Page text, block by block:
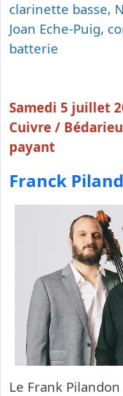
clarinette basse,
Joan Eche-Puig,
batterie
Samedi 5 juillet
Cuivre /
payant
Franck
Le Frank